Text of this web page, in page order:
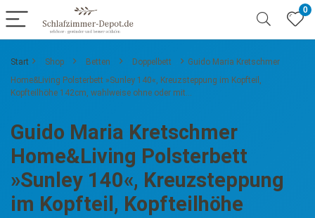
0
Start Shop Betten Doppelbett
Guido Maria Kretschmer
Home&Living Polsterbett »Sunley 140«, Kreuzsteppung im Kopfteil,
Kopfteilhöhe 142cm, wahlweise ohne oder mit…
Guido Maria Kretschmer
Home&Living Polsterbett
»Sunley 140«, Kreuzsteppung
im Kopfteil, Kopfteilhöhe